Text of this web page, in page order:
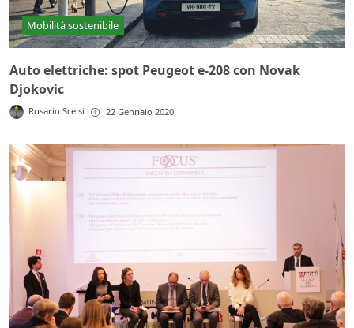
Mobilità sostenibile
Auto elettriche: spot Peugeot e-208 con Novak
Djokovic
Rosario Scelsi 22 Gennaio 2020